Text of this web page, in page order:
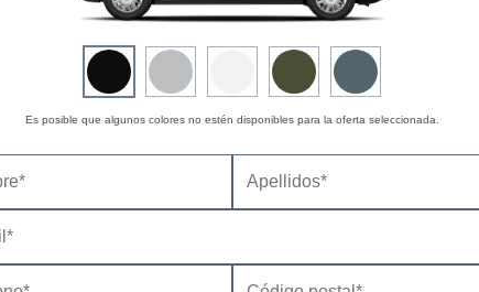
Es posible que algunos colores no estén disponibles para la oferta seleccionada.
33.124
33.594
136
18,4
(03/2025 - )
131
5,6 4.753